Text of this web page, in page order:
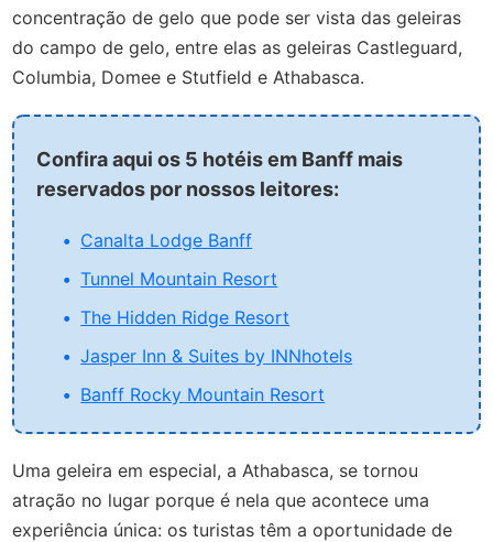
concentração de gelo que pode ser vista das geleiras
do campo de gelo, entre elas as geleiras Castleguard,
Columbia, Domee e Stutfield e Athabasca.
Confira aqui os 5 hotéis em Banff mais
reservados por nossos leitores:
Canalta Lodge Banff
Tunnel Mountain Resort
The Hidden Ridge Resort
Jasper Inn & Suites by INNhotels
Banff Rocky Mountain Resort
Uma geleira em especial, a Athabasca, se tornou
atração no lugar porque é nela que acontece uma
experiência única: os turistas têm a oportunidade de